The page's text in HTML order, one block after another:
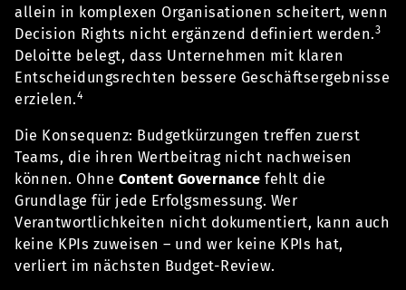
allein in komplexen Organisationen scheitert, wenn
Decision Rights nicht ergänzend definiert werden.3
Deloitte belegt, dass Unternehmen mit klaren
Entscheidungsrechten bessere Geschäftsergebnisse
erzielen.4
Die Konsequenz: Budgetkürzungen treffen zuerst
Teams, die ihren Wertbeitrag nicht nachweisen
können. Ohne Content Governance fehlt die
Grundlage für jede Erfolgsmessung. Wer
Verantwortlichkeiten nicht dokumentiert, kann auch
keine KPIs zuweisen – und wer keine KPIs hat,
verliert im nächsten Budget-Review.